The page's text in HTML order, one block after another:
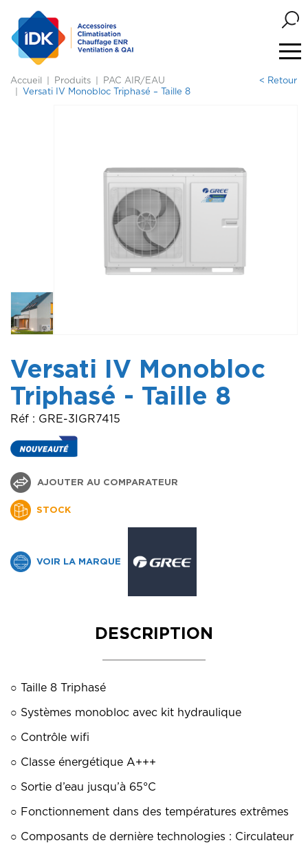
Accueil Produits
PAC AIR/EAU
Versati IV Monobloc Triphasé – Taille 8
< Retour
Versati IV Monobloc
Triphasé - Taille 8
Réf : GRE-3IGR7415
AJOUTER AU COMPARATEUR
VOIR LA MARQUE
STOCK
DESCRIPTION
○ Taille 8 Triphasé
○ Systèmes monobloc avec kit hydraulique
○ Contrôle wifi
○ Classe énergétique A+++
○ Sortie d’eau jusqu’à 65°C
○ Fonctionnement dans des températures extrêmes
○ Composants de dernière technologies : Circulateur